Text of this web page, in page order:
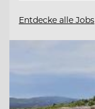
Entdecke alle Jobs